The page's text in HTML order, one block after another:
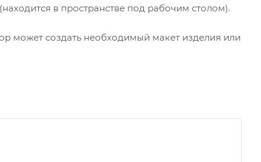
в пространстве под рабочим столом).
может создать необходимый макет изделия или